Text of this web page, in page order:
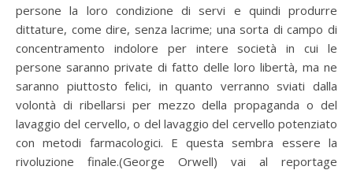
persone la loro condizione di servi e quindi produrre
dittature, come dire, senza lacrime; una sorta di campo di
concentramento indolore per intere società in cui le
persone saranno private di fatto delle loro libertà, ma ne
saranno piuttosto felici, in quanto verranno sviati dalla
volontà di ribellarsi per mezzo della propaganda o del
lavaggio del cervello, o del lavaggio del cervello potenziato
con metodi farmacologici. E questa sembra essere la
rivoluzione finale.(George Orwell) vai al reportage